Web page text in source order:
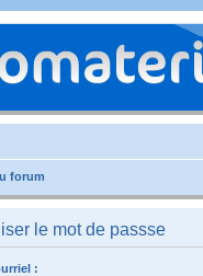
forum
le mot de passse
: